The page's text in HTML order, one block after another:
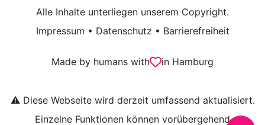
Alle Inhalte unterliegen unserem Copyright.
Impressum • Datenschutz • Barrierefreiheit
Made by humans with in Hamburg
⚠️ Diese Webseite wird derzeit umfassend aktualisiert.
Einzelne Funktionen können vorübergehend